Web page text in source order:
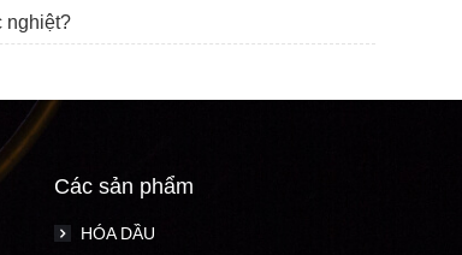
nghiệt?
Các sản phẩm
HÓA DẦU